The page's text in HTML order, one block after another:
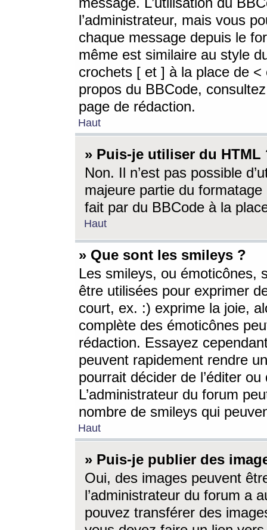
l’administrateur, mais vous
chaque message depuis le
même est similaire au style
crochets [ et ] à la place de <
propos du BBCode,
page de rédaction.
Haut
» Puis-je utiliser du HTML
Non. Il n’est pas possible
majeure partie du
fait par du BBCode à la
Haut
» Que sont les smileys ?
Les smileys, ou émoticônes,
être utilisées pour exprimer
court, ex. :) exprime la joie,
complète des émoticônes
rédaction. Essayez
peuvent rapidement rendre
pourrait décider de l’éditer
L’administrateur du forum
nombre de smileys qui
Haut
» Puis-je publier des
Oui, des images peuvent
l’administrateur du forum a
pouvez transférer des